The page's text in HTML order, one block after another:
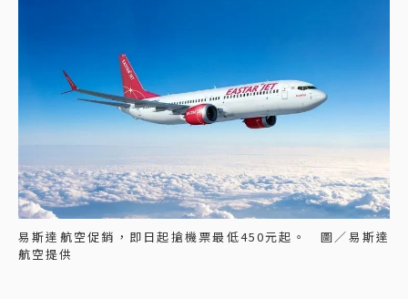
易斯達航空促銷，即日起搶機票最低450元起。 圖／易斯達
航空提供